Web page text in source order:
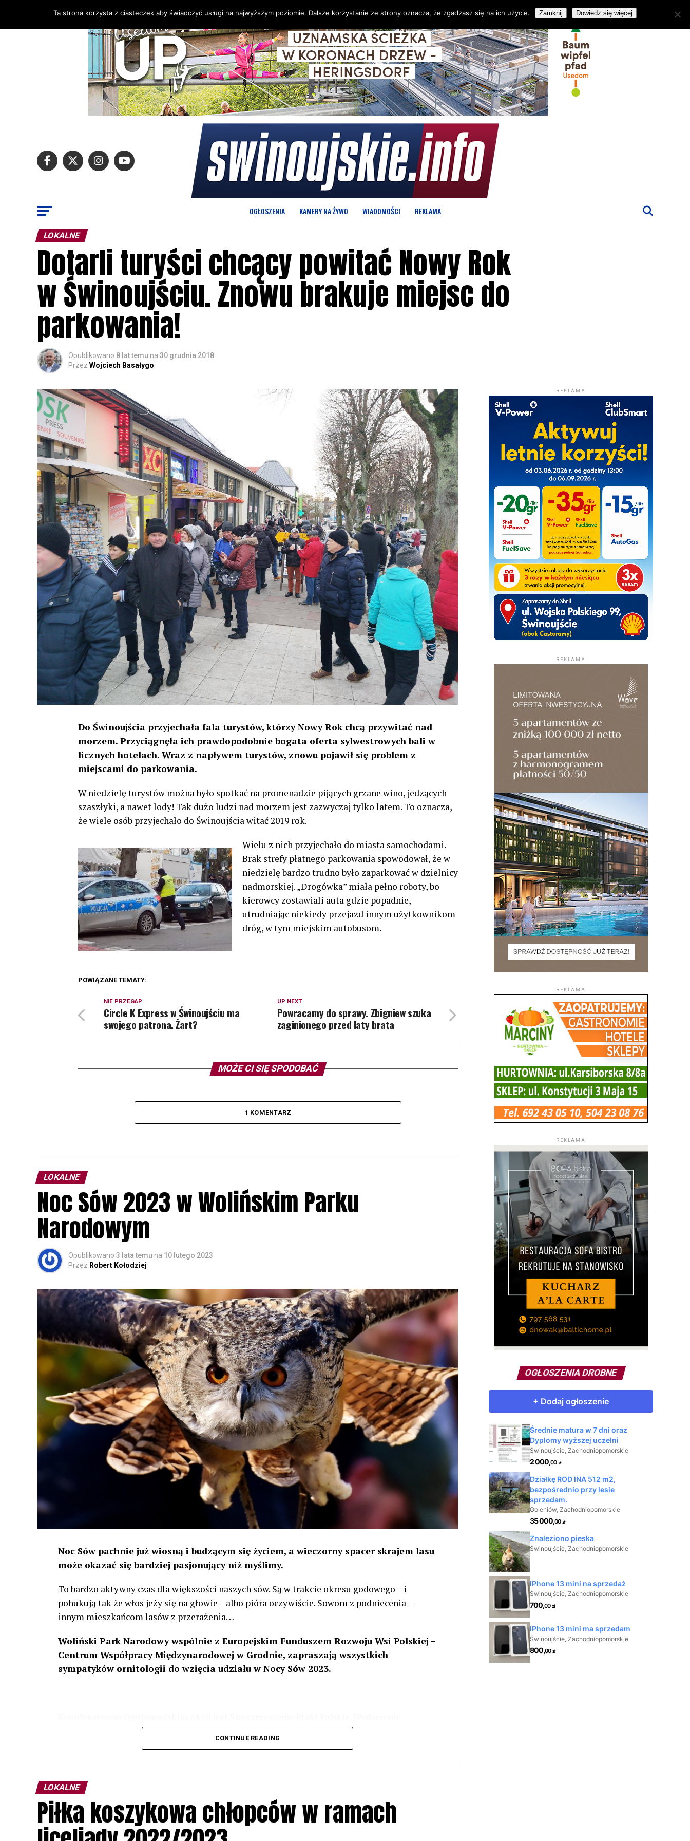
OGŁOSZENIA KAMERY NA ŻYWO WIADOMOŚCI REKLAMA
LOKALNE
Dotarli turyści chcący powitać Nowy Rok
w Świnoujściu. Znowu brakuje miejsc do
parkowania!
Opublikowano 8 lat temu na 30 grudnia 2018
Przez Wojciech Basałygo
Do Świnoujścia przyjechała fala turystów, którzy Nowy Rok chcą przywitać nad
morzem. Przyciągnęła ich prawdopodobnie bogata oferta sylwestrowych bali w
licznych hotelach. Wraz z napływem turystów, znowu pojawił się problem z
miejscami do parkowania.
W niedzielę turystów można było spotkać na promenadzie pijących grzane wino, jedzących
szaszłyki, a nawet lody! Tak dużo ludzi nad morzem jest zazwyczaj tylko latem. To oznacza,
że wiele osób przyjechało do Świnoujścia witać 2019 rok.
Wielu z nich przyjechało do miasta samochodami.
Brak strefy płatnego parkowania spowodował, że w
niedzielę bardzo trudno było zaparkować w dzielnicy
nadmorskiej. „Drogówka” miała pełno roboty, bo
kierowcy zostawiali auta gdzie popadnie,
utrudniając niekiedy przejazd innym użytkownikom
dróg, w tym miejskim autobusom.
POWIĄZANE TEMATY:
UP NEXT
Powracamy do sprawy. Zbigniew szuka
zaginionego przed laty brata
NIE PRZEGAP
Circle K Express w Świnoujściu ma
swojego patrona. Żart?
MOŻE CI SIĘ SPODOBAĆ
1 KOMENTARZ
LOKALNE
Noc Sów 2023 w Wolińskim Parku
Narodowym
Opublikowano 3 lata temu na 10 lutego 2023
Przez Robert Kołodziej
Noc Sów pachnie już wiosną i budzącym się życiem, a wieczorny spacer skrajem lasu
może okazać się bardziej pasjonujący niż myślimy.
To bardzo aktywny czas dla większości naszych sów. Są w trakcie okresu godowego – i
pohukują tak że włos jeży się na głowie – albo pióra oczywiście. Sowom z podniecenia –
innym mieszkańcom lasów z przerażenia…
Woliński Park Narodowy wspólnie z Europejskim Funduszem Rozwoju Wsi Polskiej –
Centrum Współpracy Międzynarodowej w Grodnie, zapraszają wszystkich
sympatyków ornitologii do wzięcia udziału w Nocy Sów 2023.
odbędzie się w dniach24 i 25 lutego 2023 r. wg harmonogramu przedstawionego na
Wszystkich uczestników zapraszamy do udziału w Akcji, włączenia się w aktywne
rozpoznawanie głosów sów i wymianę doświadczeń przy grillu.Na wydarzenie obowiązują
zapisy.
CONTINUE READING
LOKALNE
Piłka koszykowa chłopców w ramach
REKLAMA
REKLAMA
REKLAMA
REKLAMA
OGŁOSZENIA DROBNE
Ta strona korzysta z ciasteczek aby świadczyć usługi na najwyższym poziomie. Dalsze korzystanie ze strony oznacza, że zgadzasz się na ich użycie. Zamknij Dowiedz się więcej